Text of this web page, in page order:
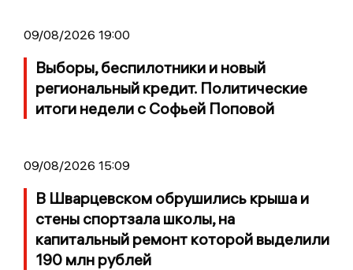
09/08/2026 19:00
Выборы, беспилотники и новый
региональный кредит. Политические
итоги недели с Софьей Поповой
09/08/2026 15:09
В Шварцевском обрушились крыша и
стены спортзала школы, на
капитальный ремонт которой выделили
190 млн рублей